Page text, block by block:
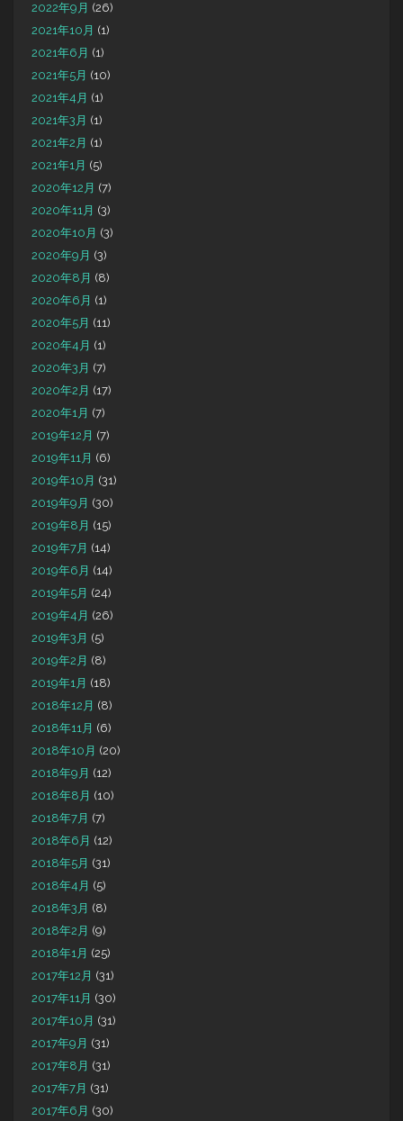
2022年9月 (26)
2021年10月 (1)
2021年6月 (1)
2021年5月 (10)
2021年4月 (1)
2021年3月 (1)
2021年2月 (1)
2021年1月 (5)
2020年12月 (7)
2020年11月 (3)
2020年10月 (3)
2020年9月 (3)
2020年8月 (8)
2020年6月 (1)
2020年5月 (11)
2020年4月 (1)
2020年3月 (7)
2020年2月 (17)
2020年1月 (7)
2019年12月 (7)
2019年11月 (6)
2019年10月 (31)
2019年9月 (30)
2019年8月 (15)
2019年7月 (14)
2019年6月 (14)
2019年5月 (24)
2019年4月 (26)
2019年3月 (5)
2019年2月 (8)
2019年1月 (18)
2018年12月 (8)
2018年11月 (6)
2018年10月 (20)
2018年9月 (12)
2018年8月 (10)
2018年7月 (7)
2018年6月 (12)
2018年5月 (31)
2018年4月 (5)
2018年3月 (8)
2018年2月 (9)
2018年1月 (25)
2017年12月 (31)
2017年11月 (30)
2017年10月 (31)
2017年9月 (31)
2017年8月 (31)
2017年7月 (31)
2017年6月 (30)